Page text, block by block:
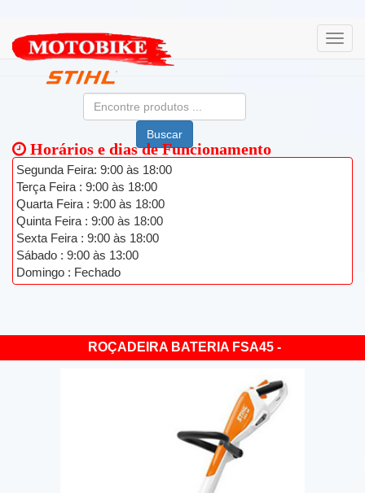
Buscar
Horários e dias de Funcionamento
Segunda Feira: 9:00 às 18:00
Terça Feira : 9:00 às 18:00
Quarta Feira : 9:00 às 18:00
Quinta Feira : 9:00 às 18:00
Sexta Feira : 9:00 às 18:00
Sábado : 9:00 às 13:00
Domingo : Fechado
ROÇADEIRA BATERIA FSA45 -